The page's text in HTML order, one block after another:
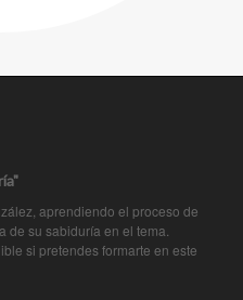
aprendiendo el proceso de
de su sabiduría en el tema.
si pretendes formarte en este